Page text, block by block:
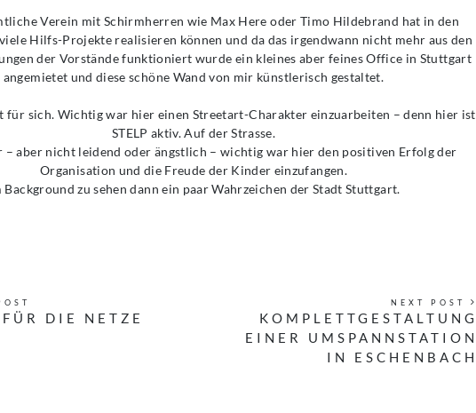
Verein mit Schirmherren wie Max Here oder Timo Hildebrand hat in den
Hilfs-Projekte realisieren können und da das irgendwann nicht mehr aus den
der Vorstände funktioniert wurde ein kleines aber feines Office in Stuttgart
angemietet und diese schöne Wand von mir künstlerisch gestaltet.
für sich. Wichtig war hier einen Streetart-Charakter einzuarbeiten – denn hier ist
STELP aktiv. Auf der Strasse.
– aber nicht leidend oder ängstlich – wichtig war hier den positiven Erfolg der
Organisation und die Freude der Kinder einzufangen.
Background zu sehen dann ein paar Wahrzeichen der Stadt Stuttgart.
DIE NETZE
NEXT POST
KOMPLETTGESTALTUNG
EINER UMSPANNSTATION
IN ESCHENBACH